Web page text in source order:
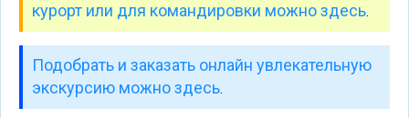
курорт или для командировки можно здесь.
Подобрать и заказать онлайн увлекательную
экскурсию можно здесь.